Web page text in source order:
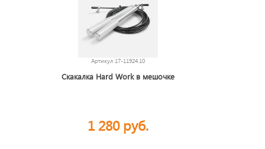
Артикул 17-11924.10
Скакалка Hard Work в мешочке
1 280 руб.